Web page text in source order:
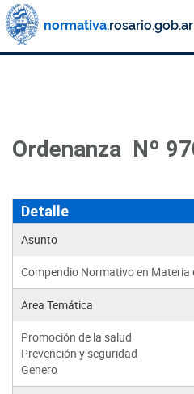
Ordenanza Nº
Detalle
Asunto
Compendio Normativo en Materia
Area Temática
Promoción de la salud
Prevención y seguridad
Genero